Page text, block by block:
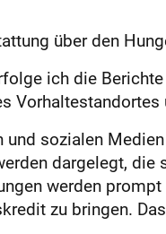
über den
ich die
und sozialen
dargelegt,
werden
zu bringen.